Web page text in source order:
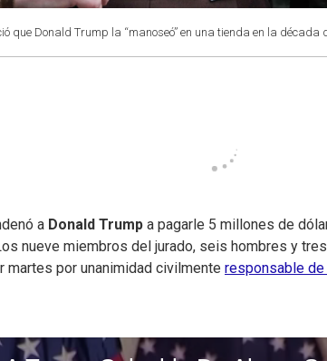
que Donald Trump la “manoseó” en una tienda en la década
a Donald Trump a pagarle 5 millones de
nueve miembros del jurado, seis hombres y
martes por unanimidad civilmente responsable de